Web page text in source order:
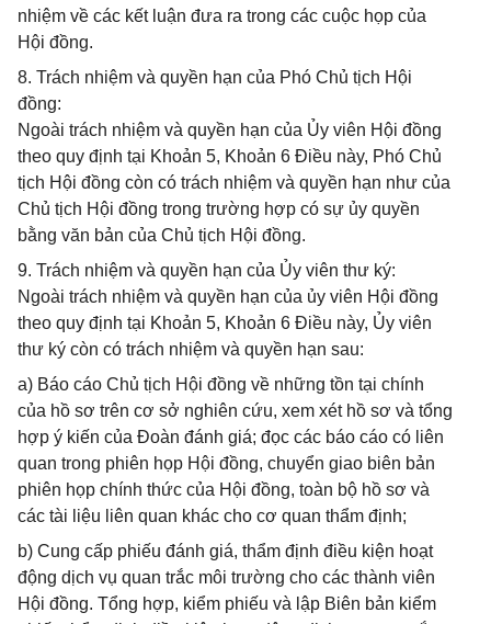
nhiệm về các kết luận đưa ra trong các cuộc họp của
Hội đồng.
8. Trách nhiệm và quyền hạn của Phó Chủ tịch Hội
đồng:
Ngoài trách nhiệm và quyền hạn của Ủy viên Hội đồng
theo quy định tại Khoản 5, Khoản 6 Điều này, Phó Chủ
tịch Hội đồng còn có trách nhiệm và quyền hạn như của
Chủ tịch Hội đồng trong trường hợp có sự ủy quyền
bằng văn bản của Chủ tịch Hội đồng.
9. Trách nhiệm và quyền hạn của Ủy viên thư ký:
Ngoài trách nhiệm và quyền hạn của ủy viên Hội đồng
theo quy định tại Khoản 5, Khoản 6 Điều này, Ủy viên
thư ký còn có trách nhiệm và quyền hạn sau:
a) Báo cáo Chủ tịch Hội đồng về những tồn tại chính
của hồ sơ trên cơ sở nghiên cứu, xem xét hồ sơ và tổng
hợp ý kiến của Đoàn đánh giá; đọc các báo cáo có liên
quan trong phiên họp Hội đồng, chuyển giao biên bản
phiên họp chính thức của Hội đồng, toàn bộ hồ sơ và
các tài liệu liên quan khác cho cơ quan thẩm định;
b) Cung cấp phiếu đánh giá, thẩm định điều kiện hoạt
động dịch vụ quan trắc môi trường cho các thành viên
Hội đồng. Tổng hợp, kiểm phiếu và lập Biên bản kiểm